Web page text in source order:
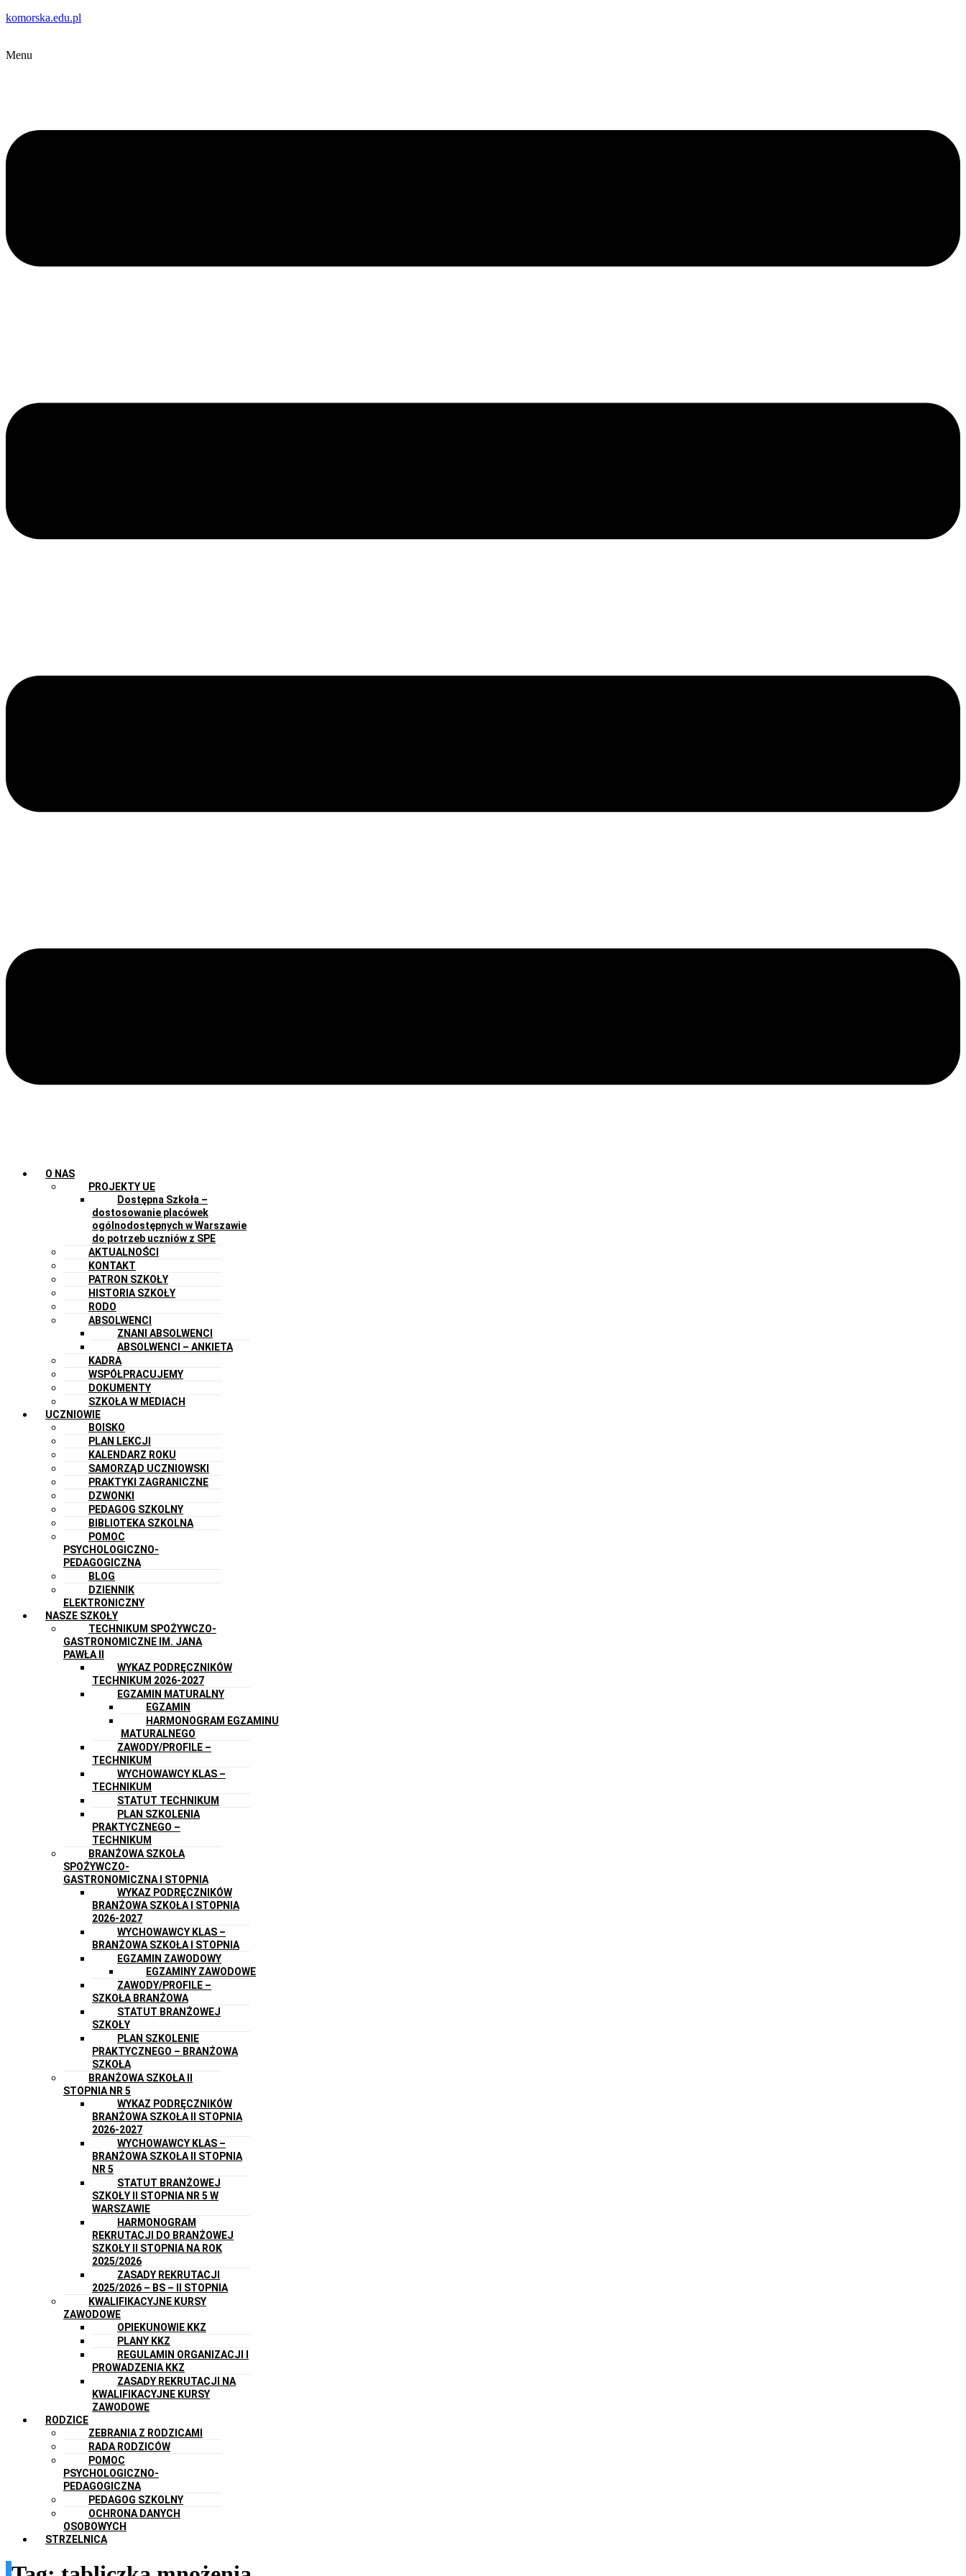
komorska.edu.pl
Menu
O NAS
PROJEKTY UE
Dostępna Szkoła –
dostosowanie placówek
ogólnodostępnych w Warszawie
do potrzeb uczniów z SPE
AKTUALNOŚCI
KONTAKT
PATRON SZKOŁY
HISTORIA SZKOŁY
RODO
ABSOLWENCI
ZNANI ABSOLWENCI
ABSOLWENCI – ANKIETA
KADRA
WSPÓŁPRACUJEMY
DOKUMENTY
SZKOŁA W MEDIACH
UCZNIOWIE
BOISKO
PLAN LEKCJI
KALENDARZ ROKU
SAMORZĄD UCZNIOWSKI
PRAKTYKI ZAGRANICZNE
DZWONKI
PEDAGOG SZKOLNY
BIBLIOTEKA SZKOLNA
POMOC
PSYCHOLOGICZNO-
PEDAGOGICZNA
BLOG
DZIENNIK
ELEKTRONICZNY
NASZE SZKOŁY
TECHNIKUM SPOŻYWCZO-
GASTRONOMICZNE IM. JANA
PAWŁA II
WYKAZ PODRĘCZNIKÓW
TECHNIKUM 2026-2027
EGZAMIN MATURALNY
EGZAMIN
HARMONOGRAM EGZAMINU
MATURALNEGO
ZAWODY/PROFILE –
TECHNIKUM
WYCHOWAWCY KLAS –
TECHNIKUM
STATUT TECHNIKUM
PLAN SZKOLENIA
PRAKTYCZNEGO –
TECHNIKUM
BRANŻOWA SZKOŁA
SPOŻYWCZO-
GASTRONOMICZNA I STOPNIA
WYKAZ PODRĘCZNIKÓW
BRANŻOWA SZKOŁA I STOPNIA
2026-2027
WYCHOWAWCY KLAS –
BRANŻOWA SZKOŁA I STOPNIA
EGZAMIN ZAWODOWY
EGZAMINY ZAWODOWE
ZAWODY/PROFILE –
SZKOŁA BRANŻOWA
STATUT BRANŻOWEJ
SZKOŁY
PLAN SZKOLENIE
PRAKTYCZNEGO – BRANŻOWA
SZKOŁA
BRANŻOWA SZKOŁA II
STOPNIA NR 5
WYKAZ PODRĘCZNIKÓW
BRANŻOWA SZKOŁA II STOPNIA
2026-2027
WYCHOWAWCY KLAS –
BRANŻOWA SZKOŁA II STOPNIA
NR 5
STATUT BRANŻOWEJ
SZKOŁY II STOPNIA NR 5 W
WARSZAWIE
HARMONOGRAM
REKRUTACJI DO BRANŻOWEJ
SZKOŁY II STOPNIA NA ROK
2025/2026
ZASADY REKRUTACJI
2025/2026 – BS – II STOPNIA
KWALIFIKACYJNE KURSY
ZAWODOWE
OPIEKUNOWIE KKZ
PLANY KKZ
REGULAMIN ORGANIZACJI I
PROWADZENIA KKZ
ZASADY REKRUTACJI NA
KWALIFIKACYJNE KURSY
ZAWODOWE
RODZICE
ZEBRANIA Z RODZICAMI
RADA RODZICÓW
POMOC
PSYCHOLOGICZNO-
PEDAGOGICZNA
PEDAGOG SZKOLNY
OCHRONA DANYCH
OSOBOWYCH
STRZELNICA